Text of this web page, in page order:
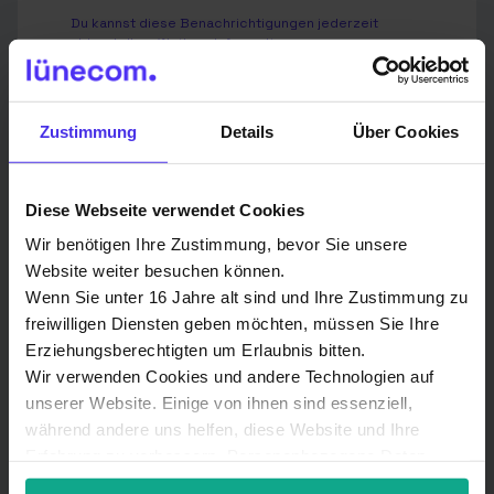
Zustimmung Details Über Cookies
Diese Webseite verwendet Cookies
Wir benötigen Ihre Zustimmung, bevor Sie unsere
Website weiter besuchen können.
Wenn Sie unter 16 Jahre alt sind und Ihre Zustimmung zu
freiwilligen Diensten geben möchten, müssen Sie Ihre
Erziehungsberechtigten um Erlaubnis bitten.
Wir verwenden Cookies und andere Technologien auf
unserer Website. Einige von ihnen sind essenziell,
während andere uns helfen, diese Website und Ihre
können verarbeitet werden (z. B. IP-Adressen), z. B. für
Du kannst diese Benachrichtigungen jederzeit
abbestellen. Weitere Informationen zum
Abbestellen, zu unseren Datenschutzverfahren und
dazu, wie wir Deine Privatsphäre schützen und
respektieren, findest Du in unserer
Datenschutzrichtlinie
Ich stimme der Speicherung und
Daten durch Lünecom
Kommunikationslösungen GmbH zu.
Indem Sie unten auf „Einsenden“ klicken, stimmen Sie
zu, dass die Lünecom Kommunikationslösungen
GmbH die oben angegebenen personenbezogenen
Daten speichert und verarbeitet, um Ihnen die
angeforderten Inhalte bereitzustellen.
Wir verwenden Deine Angaben zweckgebunden zur
Bearbeitung Deiner Anfrage.
Datenschutzerklärung.